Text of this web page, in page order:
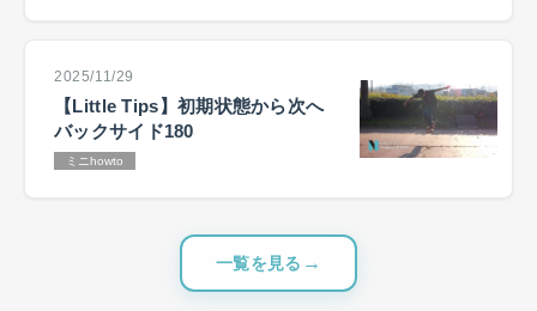
2025/11/29
【Little Tips】初期状態から次へ
バックサイド180
ミニhowto
一覧を見る